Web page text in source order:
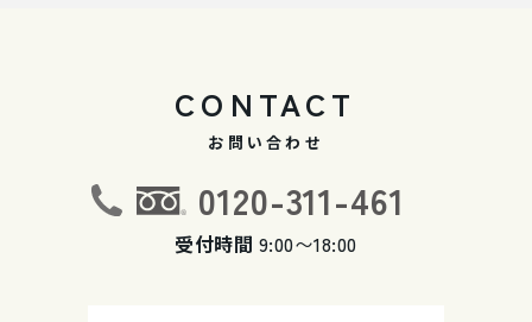
CONTACT
お問い合わせ
0120-311-461
受付時間 9:00〜18:00